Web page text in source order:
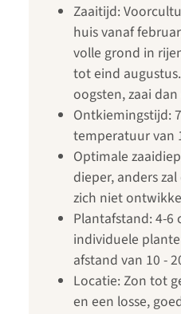
Zaaitijd:
huis vanaf
volle grond in
tot eind
oogsten, zaai
Ontkiemingstijd:
temperatuur van
Optimale
dieper, anders
zich niet
Plantafstand: 4-6
individuele
afstand van 10 -
Locatie: Zon tot
en een losse,